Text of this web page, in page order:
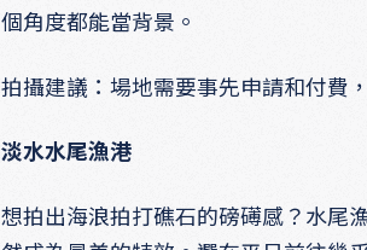
個角度都能當背景。
拍攝建議：場地需要事先申請和付費
淡水水尾漁港
想拍出海浪拍打礁石的磅礡感？水尾